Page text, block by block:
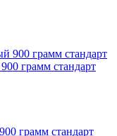
грамм стандарт